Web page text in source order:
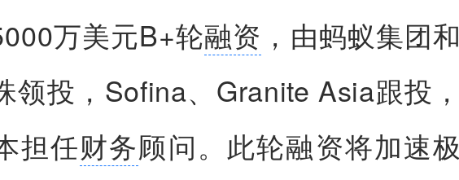
万美元B+轮融资 ，由蚂蚁集团和
领投，Sofina、Granite Asia跟投，
担任财务顾问。此轮融资将加速极